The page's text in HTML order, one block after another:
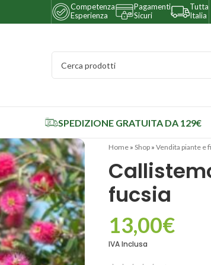
Competenza
Esperienza
Pagamenti
Sicuri
Tutta
Italia
SPEDIZIONE GRATUITA DA 129€
Home » Shop » Vendita piante e
fucsia
13,00€
IVA Inclusa